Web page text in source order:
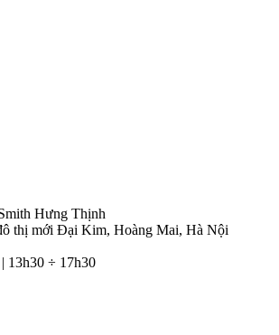
Hưng Thịnh
thị mới Đại Kim, Hoàng Mai, Hà Nội
13h30 ÷ 17h30